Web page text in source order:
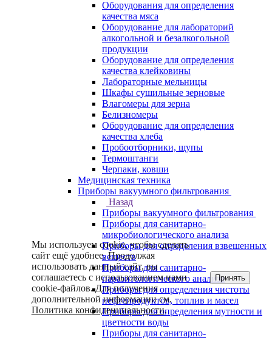
Оборудования для определения
качества мяса
Оборудование для лабораторий
алкогольной и безалкогольной
продукции
Оборудование для определения
качества клейковины
Лабораторные мельницы
Шкафы сушильные зерновые
Влагомеры для зерна
Белизномеры
Оборудование для определения
качества хлеба
Пробоотборники, щупы
Термоштанги
Черпаки, ковши
Медицинская техника
Приборы вакуумного фильтрования
Назад
Приборы вакуумного фильтрования
Приборы для санитарно-
микробиологического анализа
Приборы для определения взвешенных
веществ
Приборы для санитарно-
паразитологического анализа
Приборы для определения чистоты
нефтепродуктов, топлив и масел
Приборы для определения мутности и
цветности воды
Приборы для санитарно-
Мы используем cookie, чтобы сделать
сайт ещё удобнее. Продолжая
использовать данный сайт, вы
соглашаетесь с использованием нами
cookie-файлов. Для получения
дополнительной информации см.
Политика конфиденциальности.
Принять